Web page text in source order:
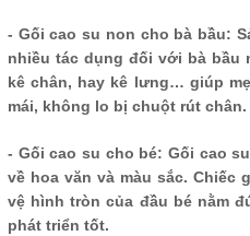
- Gối cao su non cho bà bầu:
nhiều tác dụng đối với bà bầu
kê chân, hay kê lưng… giúp
mái, không lo bị chuột rút chân.
- Gối cao su cho bé: Gối cao
về hoa văn và màu sắc. Chiếc
vệ hình tròn của đầu bé nằm
phát triển tốt.